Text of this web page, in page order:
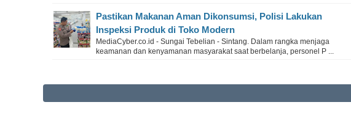
Pastikan Makanan Aman Dikonsumsi, Polisi Lakukan
Inspeksi Produk di Toko Modern
MediaCyber.co.id - Sungai Tebelian - Sintang. Dalam rangka menjaga
keamanan dan kenyamanan masyarakat saat berbelanja, personel P ...